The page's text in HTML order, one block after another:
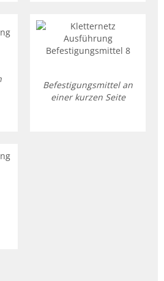
Befestigungsmittel an
einer kurzen Seite